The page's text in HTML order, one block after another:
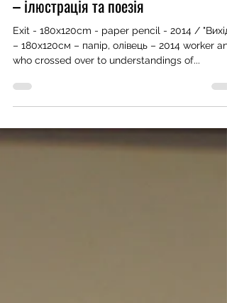
Jan 6, 2025 1 min read
Exit - illustration and poem / "Вихід"
– ілюстрація та поезія
Exit - 180x120cm - paper pencil - 2014 / "Вихід"